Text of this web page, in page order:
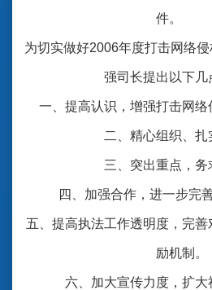
件。
为切实做好2006年度打击网络
强司长提出以下几
一、提高认识，增强打击网络
二、精心组织、扎
三、突出重点，务
四、加强合作，进一步完
五、提高执法工作透明度，完
励机制。
六、加大宣传力度，扩